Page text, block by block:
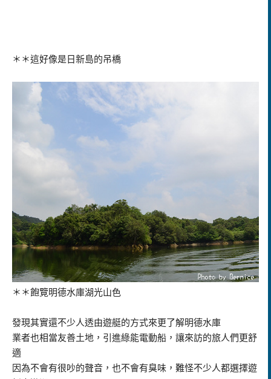
＊＊這好像是日新島的吊橋
＊＊飽覽明德水庫湖光山色
發現其實還不少人透由遊艇的方式來更了解明德水庫
業者也相當友善土地，引進綠能電動船，讓來訪的旅人們更舒
適
因為不會有很吵的聲音，也不會有臭味，難怪不少人都選擇遊